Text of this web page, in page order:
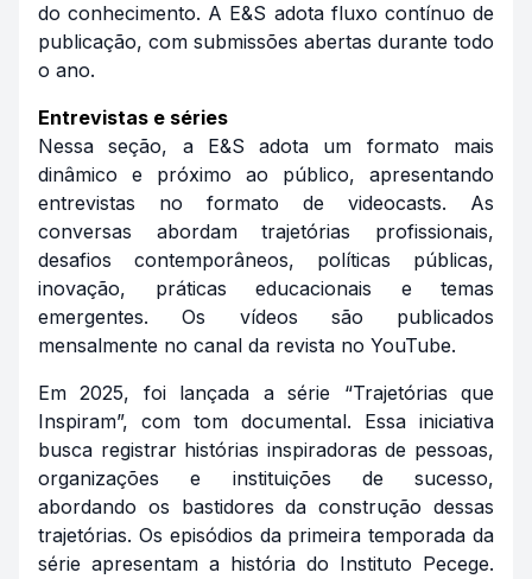
do conhecimento. A E&S adota fluxo contínuo de
publicação, com submissões abertas durante todo
o ano.
Entrevistas e séries
Nessa seção, a E&S adota um formato mais
dinâmico e próximo ao público, apresentando
entrevistas no formato de videocasts. As
conversas abordam trajetórias profissionais,
desafios contemporâneos, políticas públicas,
inovação, práticas educacionais e temas
emergentes. Os vídeos são publicados
mensalmente no canal da revista no YouTube.
Em 2025, foi lançada a série “Trajetórias que
Inspiram”, com tom documental. Essa iniciativa
busca registrar histórias inspiradoras de pessoas,
organizações e instituições de sucesso,
abordando os bastidores da construção dessas
trajetórias. Os episódios da primeira temporada da
série apresentam a história do Instituto Pecege.